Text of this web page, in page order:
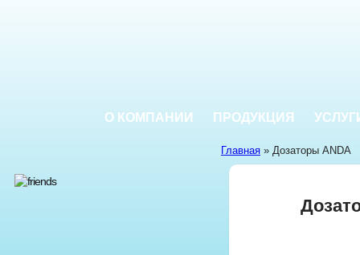
О КОМПАНИИ ПРОДУКЦИЯ
Главная » Дозаторы ANDA